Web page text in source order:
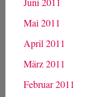
Februar 2012
Januar 2012
Dezember 2011
November 2011
Oktober 2011